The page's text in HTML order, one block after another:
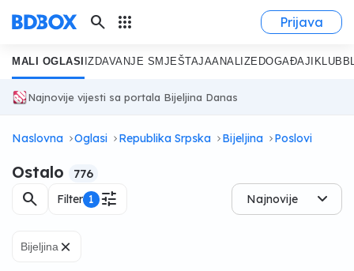
search apps Prijava
MALI OGLASI IZDAVANJE SMJEŠTAJAANALIZE DOGAĐAJI KLUB
Najnovije vijesti sa portala Bijeljina Danas
Naslovna Oglasi Republika Srpska Bijeljina Poslovi
Ostalo 776
search Filter 1 tune Najnovije
Bijeljina×